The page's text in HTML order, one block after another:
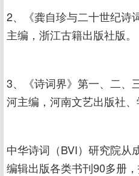
2、《龚自珍与二十世纪诗
主编，浙江古籍出版社版。
3、《诗词界》第一、二、
河主编，河南文艺出版社、
中华诗词（BVI）研究院从
编辑出版各类书刊90多册